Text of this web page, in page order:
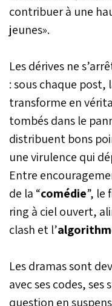
contribuer à une
jeunes».
Les dérives ne
: sous chaque post,
transforme en
tombés dans le
distribuent bons
une virulence qui
Entre
de la “comédie”, le
ring à ciel ouvert,
clash et l’
Les dramas sont
avec ses codes, ses
question en